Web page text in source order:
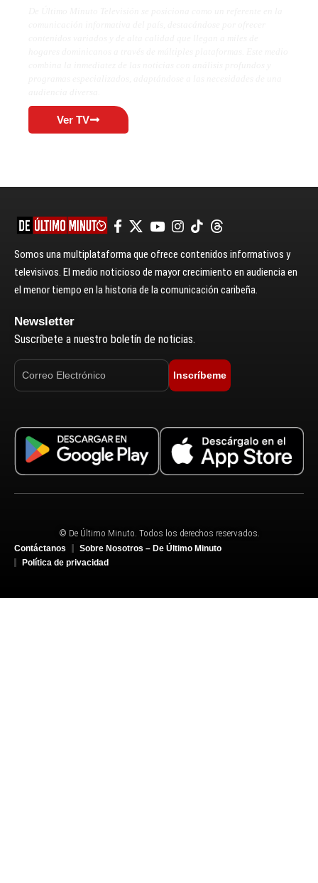
Ver TV
Somos una multiplataforma que ofrece contenidos informativos y
televisivos. El medio noticioso de mayor crecimiento en audiencia en
el menor tiempo en la historia de la comunicación caribeña.
Newsletter
Suscríbete a nuestro boletín de noticias.
Inscríbeme
© De Último Minuto. Todos los derechos reservados.
Contáctanos
Sobre Nosotros – De Último Minuto
Política de privacidad